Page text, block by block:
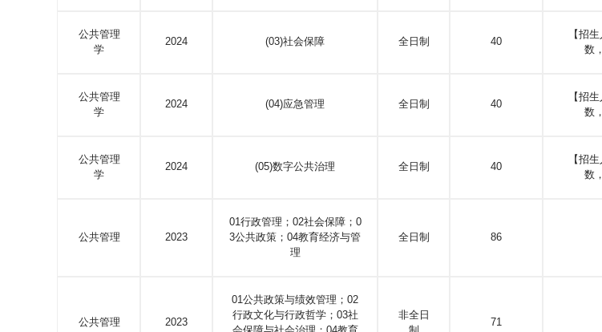
公共管理
学
2024 (03)社会保障 全日制 40
【招
数
公共管理
学
2024 (04)应急管理 全日制 40
【招
数
公共管理
学
2024 (05)数字公共治理 全日制 40
【招
数
公共管理 2023
01行政管理；02社会保障；0
3公共政策；04教育经济与管
理
全日制 86
公共管理 2023
01公共政策与绩效管理；02
行政文化与行政哲学；03社
非全日
71